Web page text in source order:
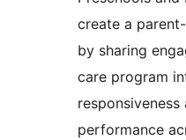
create a
by sharing
care program
performance